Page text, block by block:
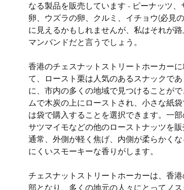
なる製品を販売しています - ピーナッツ、
卵、ウズラの卵、クルミ、イチョウ(必見
に見えるかもしれませんが、私はそれが
マンバンドだと言うでしょう。
香港のチェスナットストリートホーカー
て、ロースト栗は人気のあるスナックで
に、市内の多くの地域で見つけることが
ムで木炭の上にローストされ、小さな紙
は袋で購入することを選択できます。一
サツマイモなどの他のローストナッツを
通常、外側が軽く焦げ、内側が柔らかく
にくいスモーキーな香りがします。
チェスナットストリートホーカーは、香
部となり、多くの地元の人々にとってノ